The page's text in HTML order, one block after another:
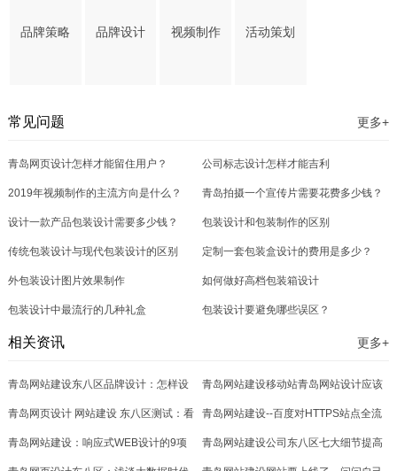
品牌策略 品牌设计 视频制作 活动策划
常见问题 更多+
青岛网页设计怎样才能留住用户？ 公司标志设计怎样才能吉利
2019年视频制作的主流方向是什么？ 青岛拍摄一个宣传片需要花费多少钱？
设计一款产品包装设计需要多少钱？ 包装设计和包装制作的区别
传统包装设计与现代包装设计的区别 定制一套包装盒设计的费用是多少？
外包装设计图片效果制作 如何做好高档包装箱设计
包装设计中最流行的几种礼盒 包装设计要避免哪些误区？
相关资讯 更多+
青岛网站建设东八区品牌设计：怎样设
计出高端、大气、上档次的网站？
（2）
青岛网站建设移动站青岛网站设计应该
避免的“七宗罪”
青岛网页设计 网站建设 东八区测试：看
你的企业适合做哪种类型的网站？
青岛网站建设--百度对HTTPS站点全流
程支持方案文字概述
青岛网站建设：响应式WEB设计的9项 青岛网站建设公司东八区七大细节提高